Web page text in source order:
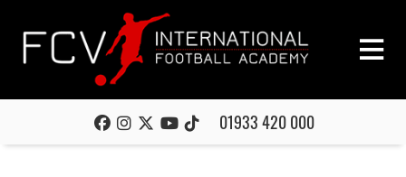
01933 420 000